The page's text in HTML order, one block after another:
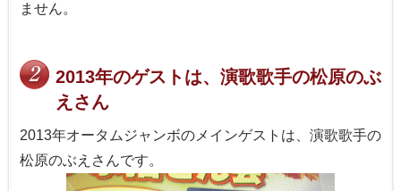
ません。
2013年のゲストは、演歌歌手の松原のぶ
えさん
2013年オータムジャンボのメインゲストは、演歌歌手の
松原のぶえさんです。